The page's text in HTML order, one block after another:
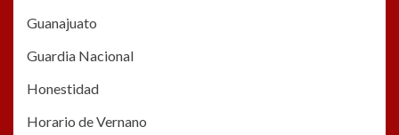
Guanajuato
Guardia Nacional
Honestidad
Horario de Vernano